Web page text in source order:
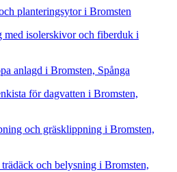
planteringsytor i Bromsten
med isolerskivor och fiberduk i
anlagd i Bromsten, Spånga
för dagvatten i Bromsten,
och gräsklippning i Bromsten,
och belysning i Bromsten,